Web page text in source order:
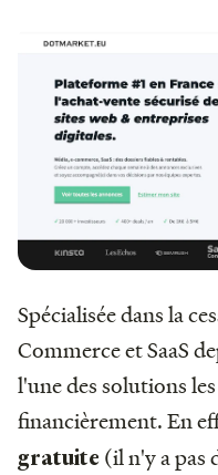
Spécialisée dans la
Commerce et SaaS
l'une des solutions
financièrement. En
gratuite (il n'y a pas